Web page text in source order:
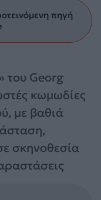
πηγή
του Georg
κωμωδίες
με βαθιά
σκηνοθεσία